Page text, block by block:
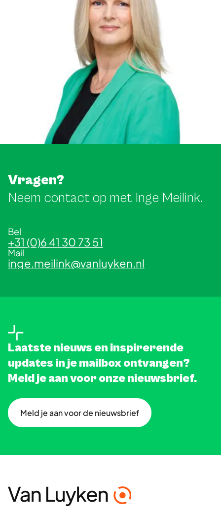
Vragen?
Neem contact op met Inge Meilink.
Bel
+31 (0)6 41 30 73 51
Mail
inge.meilink@vanluyken.nl
Laatste nieuws en inspirerende
updates in je mailbox ontvangen?
Meld je aan voor onze nieuwsbrief.
Meld je aan voor de nieuwsbrief